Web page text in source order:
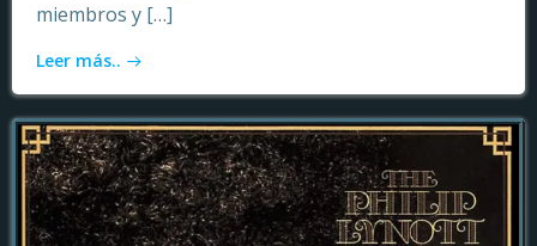
miembros y […]
Leer más..